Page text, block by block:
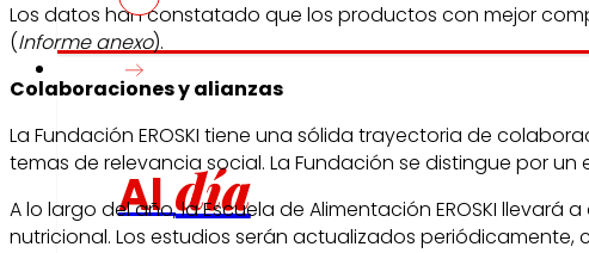
Prensa
Aldía
Los datos han constatado que los productos con mejor
(Informe anexo).
Colaboraciones y alianzas
La Fundación EROSKI tiene una sólida trayectoria de
temas de relevancia social. La Fundación se distingue por
A lo largo del año, la Escuela de Alimentación EROSKI
nutricional. Los estudios serán actualizados